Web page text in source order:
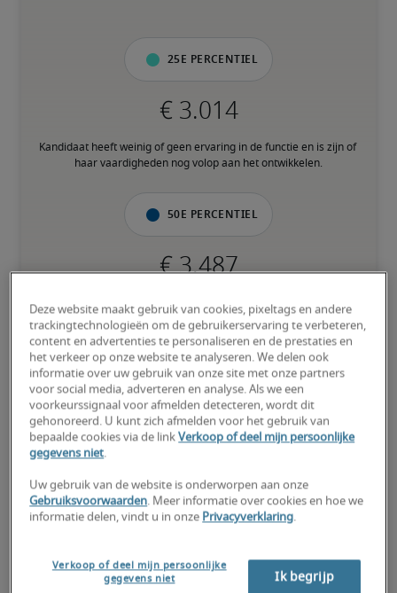
25e percentiel
Kandidaat heeft weinig of geen ervaring in de functie en is zijn of
haar vaardigheden nog volop aan het ontwikkelen.
50e percentiel
Kandidaat heeft een gemiddelde ervaring en beschikt grotendeels
over de nodige vaardigheden.
75e percentiel
Kandidaat heeft bovengemiddeld veel ervaring, beschikt over (zo
kwalificaties hebben.
Deze website maakt gebruik van cookies, pixeltags en andere
trackingtechnologieën om de gebruikerservaring te verbeteren,
content en advertenties te personaliseren en de prestaties en
het verkeer op onze website te analyseren. We delen ook
informatie over uw gebruik van onze site met onze partners
voor social media, adverteren en analyse. Als we een
voorkeurssignaal voor afmelden detecteren, wordt dit
gehonoreerd. U kunt zich afmelden voor het gebruik van
bepaalde cookies via de linkVerkoop of deel mijn persoonlijke
gegevens niet.
Uw gebruik van de website is onderworpen aan onze
Gebruiksvoorwaarden. Meer informatie over cookies en hoe we
informatie delen, vindt u in onze Privacyverklaring.
Verkoop of deel mijn persoonlijke
gegevens niet
Ik begrijp